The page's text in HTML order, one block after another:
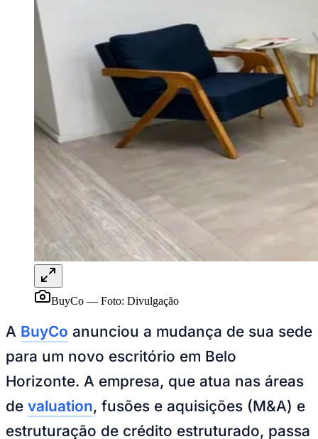
BuyCo
BuyCoanunciou a mudança de sua sede
para um novo escritório em Belo
Horizonte. A empresa, que atua nas áreas
devaluation , fusões e aquisições (M&A) e
estruturação de crédito estruturado, passa
a operar em um novo espaço localizado na